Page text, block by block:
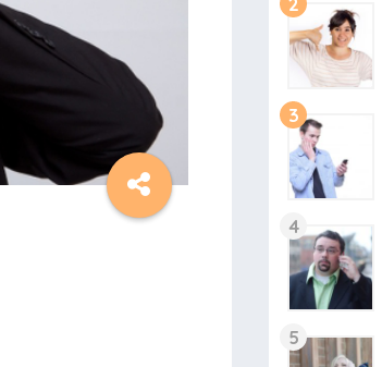
3
4
5